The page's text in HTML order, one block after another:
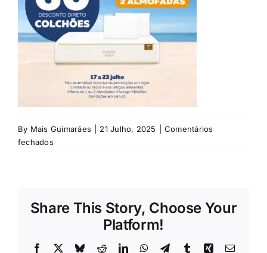
Rubricas
Jornal
For:
By Mais Guimarães 21 Julho, 2025
Comentários
fechadosem
Share This Story, Choose Your
Platform!
Facebook BlueskyRedditLinkedInWhatsApp
TelegramTumblrXing Email